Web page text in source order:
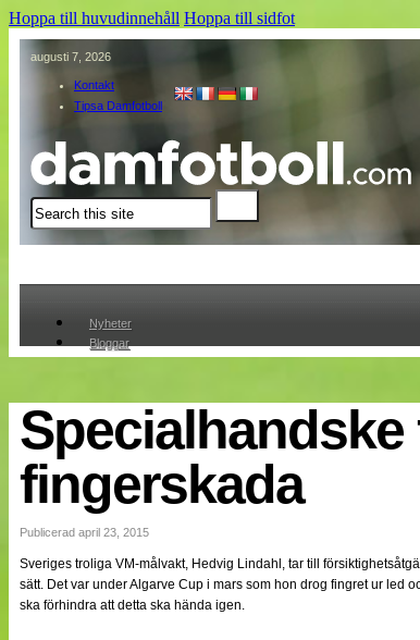
Hoppa till huvudinnehåll Hoppa till sidfot
augusti 7, 2026
Kontakt
Tipsa Damfotboll
Sök
Nyheter
Bloggar
Cuper
Medlemmar
Medlemsbilder
Om oss
NÄTverket
Nyheter
Bloggar
fingerskada
Publicerad april 23, 2015
Sveriges troliga VM-målvakt, Hedvig Lindahl, tar till
sätt. Det var under Algarve Cup i mars som hon drog fingret ur led
ska förhindra att detta ska hända igen.